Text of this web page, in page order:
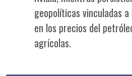
geopolíticas vinculadas
en los precios del
agrícolas.